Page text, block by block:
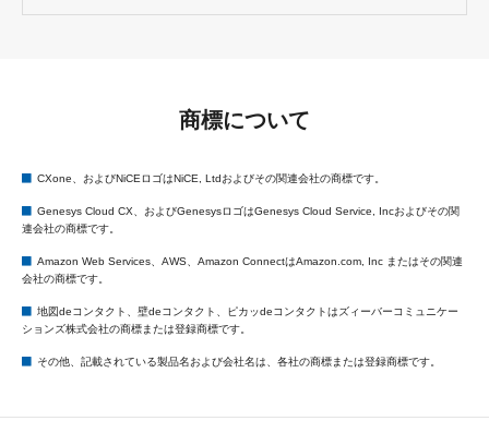
商標について
CXone、およびNiCEロゴはNiCE, Ltdおよびその関連会社の商標です。
Genesys Cloud CX、およびGenesysロゴはGenesys Cloud Service, Incおよびその関
連会社の商標です。
Amazon Web Services、AWS、Amazon ConnectはAmazon.com, Inc またはその関連
会社の商標です。
地図deコンタクト、壁deコンタクト、ピカッdeコンタクトはズィーバーコミュニケー
ションズ株式会社の商標または登録商標です。
その他、記載されている製品名および会社名は、各社の商標または登録商標です。